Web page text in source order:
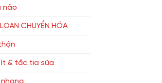
não
CHUYỂN HÓA
ít & tắc tia sữa
nhang